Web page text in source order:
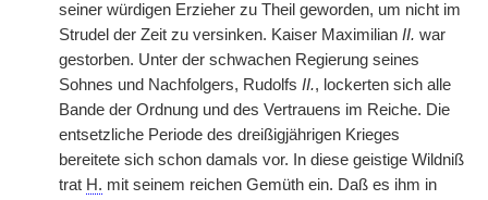
seiner würdigen Erzieher zu Theil geworden, um nicht im
Strudel der Zeit zu versinken. Kaiser Maximilian II. war
gestorben. Unter der schwachen Regierung seines
Sohnes und Nachfolgers, Rudolfs II., lockerten sich alle
Bande der Ordnung und des Vertrauens im Reiche. Die
entsetzliche Periode des dreißigjährigen Krieges
bereitete sich schon damals vor. In diese geistige Wildniß
trat H. mit seinem reichen Gemüth ein. Daß es ihm in